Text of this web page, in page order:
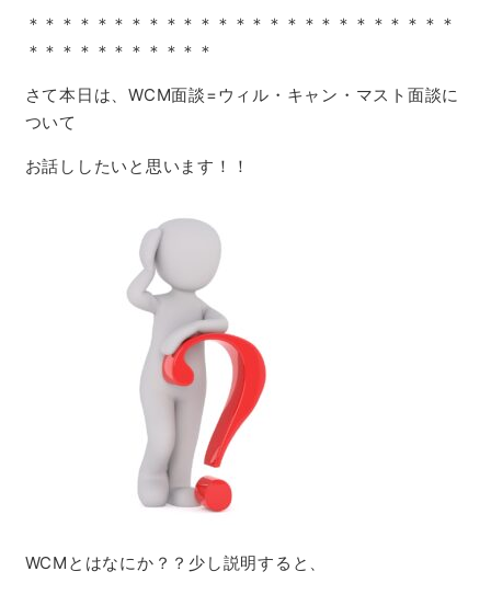
＊＊＊＊＊＊＊＊＊＊＊＊＊＊＊＊＊＊＊＊＊＊＊＊＊
＊＊＊＊＊＊＊＊＊＊＊
さて本日は、 WCM面談=ウィル・キャン・マスト面談に
ついて
お話ししたいと思います！！
WCMとはなにか？？少し説明すると、